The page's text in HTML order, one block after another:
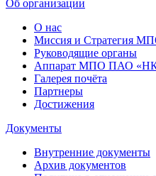
Об организации
О нас
Миссия и Стратегия
Руководящие органы
Аппарат МПО ПАО «НК
Галерея почёта
Партнеры
Достижения
Документы
Внутренние документы
Архив документов